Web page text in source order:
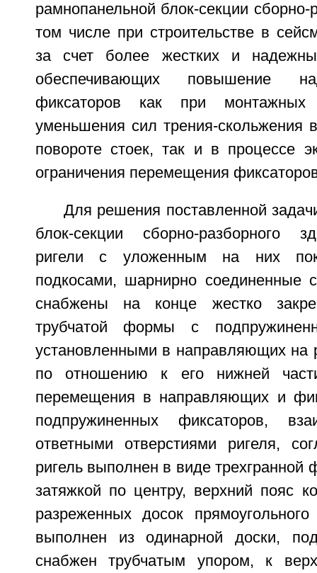
рамнопанельной блок-секции сборно-
том числе при строительстве в
за счет более жестких и
обеспечивающих повышение
фиксаторов как при
уменьшения сил трения-скольжения
повороте стоек, так и в процессе
ограничения перемещения
Для решения поставленной
блок-секции сборно-разборного
ригели с уложенным на них
подкосами, шарнирно соединенные
снабжены на конце жестко
трубчатой формы с
установленными в направляющих на
по отношению к его нижней
перемещения в направляющих и
подпружиненных фиксаторов,
ответными отверстиями ригеля,
ригель выполнен в виде
затяжкой по центру, верхний пояс
разреженных досок
выполнен из одинарной доски,
снабжен трубчатым упором, к